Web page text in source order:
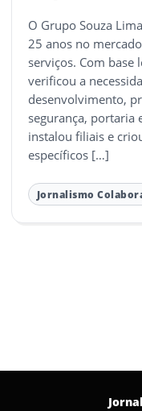
O Grupo Souza
25 anos no
serviços. Com base
verificou a
desenvolvimento,
segurança, portaria
instalou filiais e
específicos […]
Jornalismo